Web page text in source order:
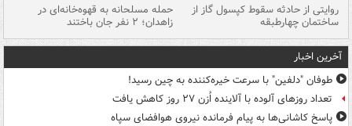
روایتی از حادثه سقوط کپسول گاز از
ساختمان چهارطبقه
حمله مسلحانه به قهوه‌خانه‌ای در
زاهدان؛ ۲ نفر جان باختند
آخرین اخبار
طوفان "دلفین" با سرعت خیره‌کننده به چین رسید!
تعداد روزهای آلوده با آلاینده اُزن ۲۷ روز کاهش یافت
پاسخ کاشانی‌ها به پیام فرمانده نیروی هوافضای سپاه